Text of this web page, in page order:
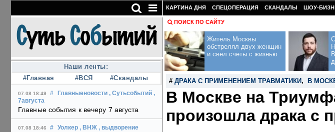
Наши ленты:
#Главная
#ВСЯ #Скандалы
07.08 18:49 # Главныеновости , Сутьсобытий ,
7августа
Главные события к вечеру 7 августа
07.08 18:46 # Уолкер , ВНЖ , выдворение
КАРТИНА ДНЯ СПЕЦОПЕРАЦИЯ СКАНДАЛЫ ШОУ-
ПОИСК ПО САЙТУ
Житель Москвы
обстрелял двух женщин
и свел счеты с жизнью
# ДРАКА С ПРИМЕНЕНИЕМ ТРАВМАТИКИ , В
В Москве на
произошла драка с